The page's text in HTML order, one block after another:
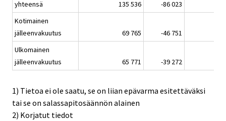
yhteensä 135 536 -86 023
Kotimainen
jälleenvakuutus
69 765 -46 751
Ulkomainen
jälleenvakuutus
65 771 -39 272
1) Tietoa ei ole saatu, se on liian epävarma esitettäväksi
tai se on salassapitosäännön alainen
2) Korjatut tiedot